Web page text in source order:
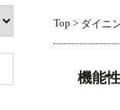
Top > ダイニ
機能